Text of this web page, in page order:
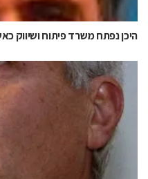
היכן נפתח משרד פיתוח ושיווק